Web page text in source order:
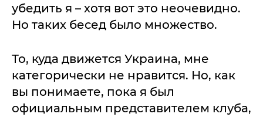
убедить я – хотя вот это неочевидно.
Но таких бесед было множество.
То, куда движется Украина, мне
категорически не нравится. Но, как
вы понимаете, пока я был
официальным представителем клуба,